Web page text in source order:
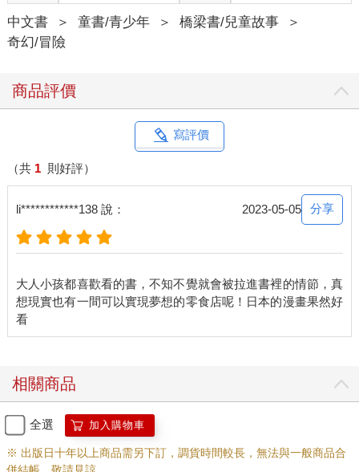
中文書 ＞ 童書/青少年 ＞ 橋梁書/兒童故事
＞
奇幻/冒險
商品評價
寫評價
（共 1 則好評）
li************138 說： 2023-05-05 分享
大人小孩都喜歡看的書，不知不覺就會被拉進書裡的情節，真
想現實也有一間可以實現夢想的零食店呢！日本的漫畫果然好
看
相關商品
全選 加入購物車
※ 出版日十年以上商品需另下訂，調貨時間較長，無法與一般商品合
併結帳，敬請見諒。